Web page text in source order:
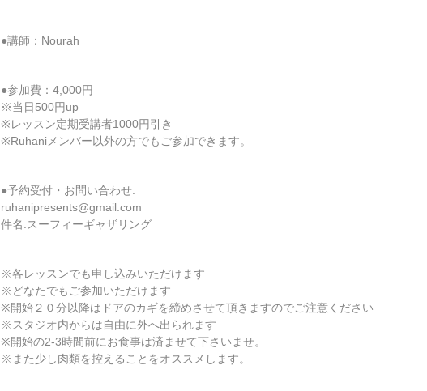
●講師：Nourah
●参加費：4,000円
※当日500円up
※レッスン定期受講者1000円引き
※Ruhaniメンバー以外の方でもご参加できます。
●予約受付・お問い合わせ:
ruhanipresents@gmail.com
件名:スーフィーギャザリング
※各レッスンでも申し込みいただけます
※どなたでもご参加いただけます
※開始２０分以降はドアのカギを締めさせて頂きますのでご注意ください
※スタジオ内からは自由に外へ出られます
※開始の2-3時間前にお食事は済ませて下さいませ。
※また少し肉類を控えることをオススメします。